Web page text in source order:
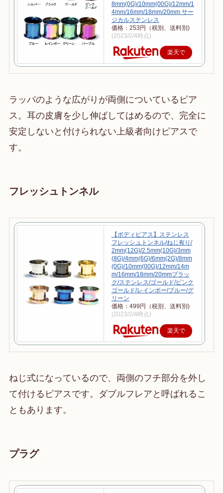
8mm(0G)/10mm(00G)/12mm/1
4mm/16mm/18mm/20mm サー
ジカルステンレス
価格：253円（税別、送料別)
(2023/2/4時点)
楽天で
購入
ラッパのような広がりが両側についているピア
ス。耳の皮膚を少し伸ばしてはめるので、完全に
安定しないと付けられない上級者向けピアスで
す。
フレッシュトンネル
【ボディピアス】ステンレス
フレッシュトンネル/ねじ有り/
2mm(12G)/2.5mm(10G)/3mm
(8G)/4mm(6G)/6mm(2G)/8mm
(0G)/10mm(00G)/12mm/14m
m/16mm/18mm/20mmブラッ
ク/ステンレス/ゴールド/ピンク
ゴールド/レインボー/ブルー/グ
リーン
価格：499円（税別、送料別)
(2023/2/4時点)
楽天で
購入
ねじ式になっているので、両側のフチ部分を外し
て付けるピアスです。ダブルフレアと呼ばれるこ
ともあります。
プラグ